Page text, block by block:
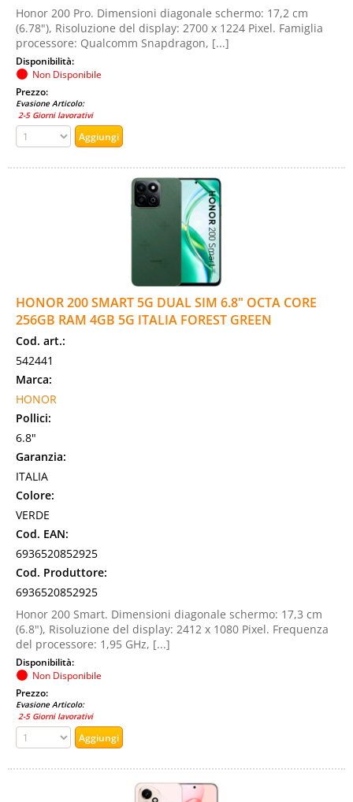
Honor 200 Pro. Dimensioni diagonale schermo: 17,2 cm
(6.78"), Risoluzione del display: 2700 x 1224 Pixel. Famiglia
processore: Qualcomm Snapdragon, [...]
Disponibilità:
Non Disponibile
Prezzo:
Evasione Articolo:
2-5 Giorni lavorativi
HONOR 200 SMART 5G DUAL SIM 6.8" OCTA CORE
256GB RAM 4GB 5G ITALIA FOREST GREEN
Cod. art.:
542441
Marca:
HONOR
Pollici:
6.8"
Garanzia:
ITALIA
Colore:
VERDE
Cod. EAN:
6936520852925
Cod. Produttore:
6936520852925
Honor 200 Smart. Dimensioni diagonale schermo: 17,3 cm
(6.8"), Risoluzione del display: 2412 x 1080 Pixel. Frequenza
del processore: 1,95 GHz, [...]
Disponibilità:
Non Disponibile
Prezzo:
Evasione Articolo:
2-5 Giorni lavorativi